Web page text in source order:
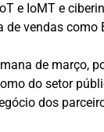
e IoMT e
vendas como
de março,
do setor
dos